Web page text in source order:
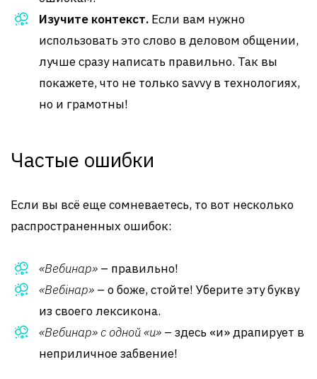
Изучите контекст. Если вам нужно
использовать это слово в деловом общении,
лучше сразу написать правильно. Так вы
покажете, что не только savvy в технологиях,
но и грамотны!
Частые ошибки
Если вы всё еще сомневаетесь, то вот несколько
распространенных ошибок:
«Вебинар» – правильно!
«Вебiнар» – о боже, стойте! Уберите эту букву
из своего лексикона.
«Вебинар» с одной «и» – здесь «и» драпирует в
неприличное забвение!